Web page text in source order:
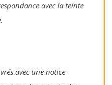
avec la teinte
avec une notice